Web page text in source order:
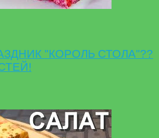
"КОРОЛЬ СТОЛА"??